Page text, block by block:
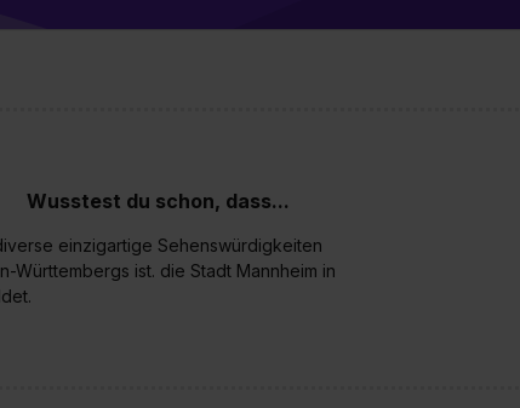
Wusstest du schon, dass...
einzigartige Sehenswürdigkeiten
Württembergs ist. die Stadt Mannheim in